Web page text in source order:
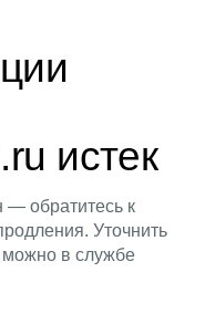
истек
— обратитесь к
Уточнить
можно в службе